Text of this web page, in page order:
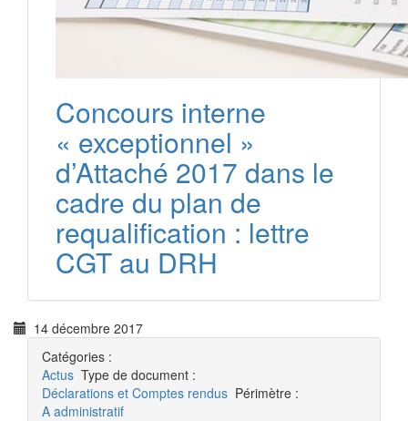
Concours interne
« exceptionnel »
d’Attaché 2017 dans le
cadre du plan de
requalification : lettre
CGT au DRH
14 décembre 2017
Catégories :
Actus Type de document :
Déclarations et Comptes rendus Périmètre :
A administratif